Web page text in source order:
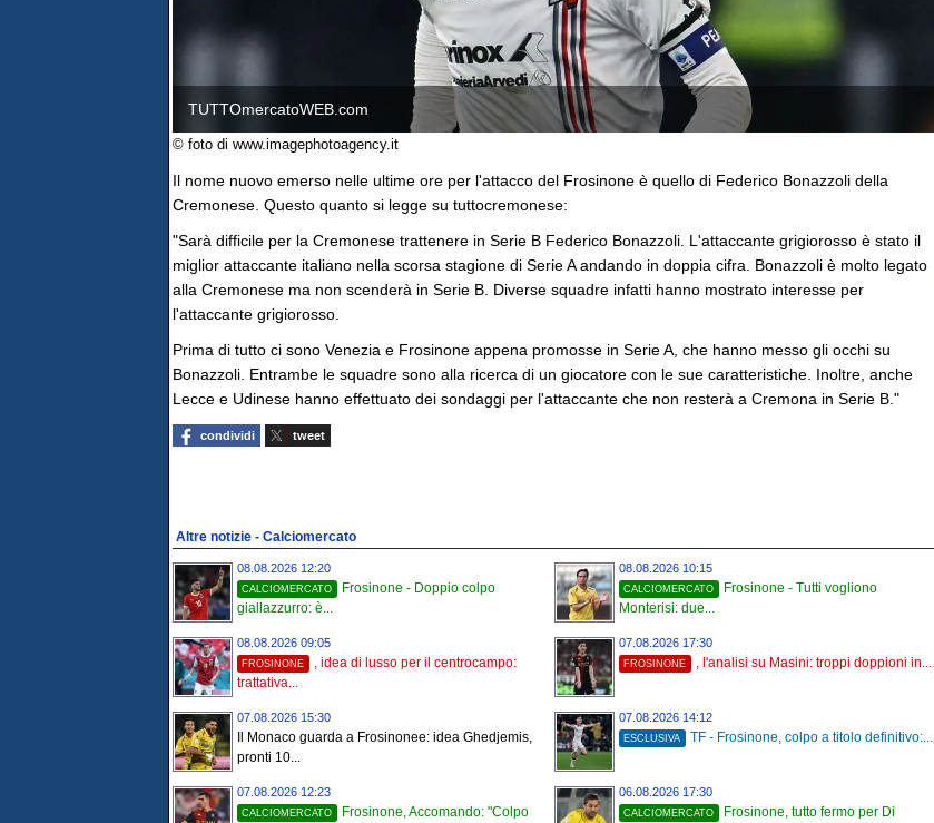
TUTTOmercatoWEB.com
© foto di www.imagephotoagency.it
Il nome nuovo emerso nelle ultime ore per l'attacco del Frosinone è quello di Federico Bonazzoli della
Cremonese. Questo quanto si legge su tuttocremonese:
"Sarà difficile per la Cremonese trattenere in Serie B Federico Bonazzoli. L'attaccante grigiorosso è stato il
miglior attaccante italiano nella scorsa stagione di Serie A andando in doppia cifra. Bonazzoli è molto legato
alla Cremonese ma non scenderà in Serie B. Diverse squadre infatti hanno mostrato interesse per
l'attaccante grigiorosso.
Prima di tutto ci sono Venezia e Frosinone appena promosse in Serie A, che hanno messo gli occhi su
Bonazzoli. Entrambe le squadre sono alla ricerca di un giocatore con le sue caratteristiche. Inoltre, anche
Lecce e Udinese hanno effettuato dei sondaggi per l'attaccante che non resterà a Cremona in Serie B."
condividi tweet
Altre notizie - Calciomercato
08.08.2026 12:20
CALCIOMERCATO
Frosinone - Doppio colpo
giallazzurro: è...
08.08.2026 10:15
CALCIOMERCATO
Frosinone - Tutti vogliono
Monterisi: due...
08.08.2026 09:05
FROSINONE
, idea di lusso per il centrocampo:
trattativa...
07.08.2026 17:30
FROSINONE , l'analisi su Masini: troppi doppioni in...
07.08.2026 15:30
Il Monaco guarda a Frosinonee: idea Ghedjemis,
pronti 10...
07.08.2026 14:12
ESCLUSIVA TF - Frosinone, colpo a titolo definitivo:...
07.08.2026 12:23
CALCIOMERCATO
Frosinone, Accomando: "Colpo
06.08.2026 17:30
CALCIOMERCATO
Frosinone, tutto fermo per Di